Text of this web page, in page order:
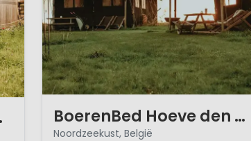
BoerenBed Hoeve den Overdraght
Noordzeekust, België